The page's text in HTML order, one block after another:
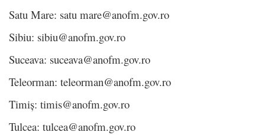
Satu Mare: satu mare@anofm.gov.ro
Sibiu: sibiu@anofm.gov.ro
Suceava: suceava@anofm.gov.ro
Teleorman: teleorman@anofm.gov.ro
Timiș: timis@anofm.gov.ro
Tulcea: tulcea@anofm.gov.ro